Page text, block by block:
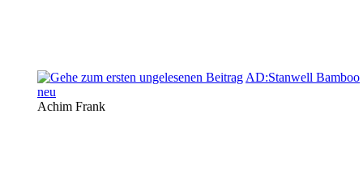
AD:Stanwell Bamboo
neu
Achim Frank